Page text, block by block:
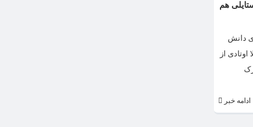
هم
وی دانش
و زیبایش بین بازیگر های دیگر معروف است. لیلا اوتادی متولد سال 1362 است. لیلا اوتادی از
مدرک
ادامه خبر